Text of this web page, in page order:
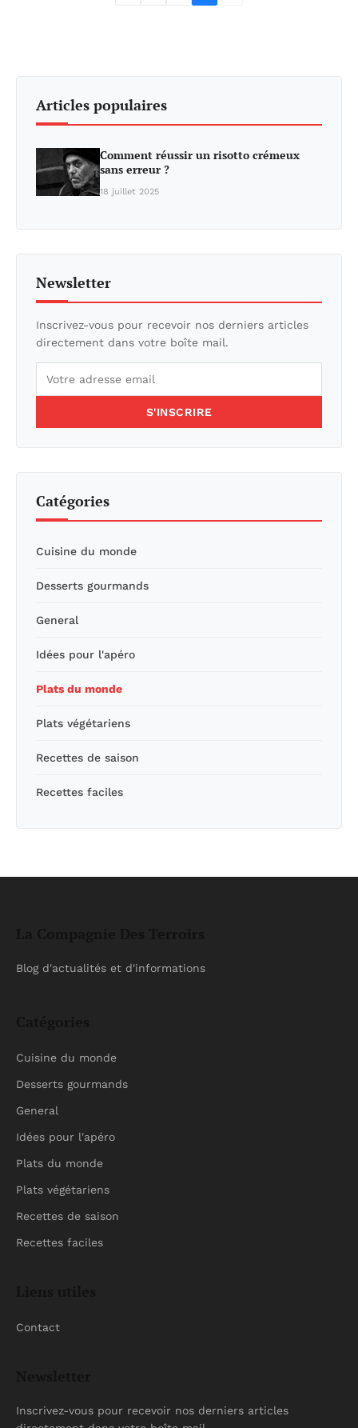
Articles populaires
Comment réussir un risotto crémeux
sans erreur ?
18 juillet 2025
Newsletter
Inscrivez-vous pour recevoir nos derniers articles
directement dans votre boîte mail.
S'INSCRIRE
Catégories
Cuisine du monde
Desserts gourmands
General
Idées pour l'apéro
Plats du monde
Plats végétariens
Recettes de saison
Recettes faciles
Blog d'actualités et d'informations
Cuisine du monde
Desserts gourmands
General
Idées pour l'apéro
Plats du monde
Plats végétariens
Recettes de saison
Recettes faciles
Contact
Inscrivez-vous pour recevoir nos derniers articles